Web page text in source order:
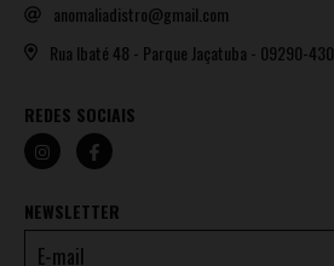
anomaliadistro@gmail.com
Rua Ibaté 48 - Parque Jaçatuba - 09290-430
REDES SOCIAIS
NEWSLETTER